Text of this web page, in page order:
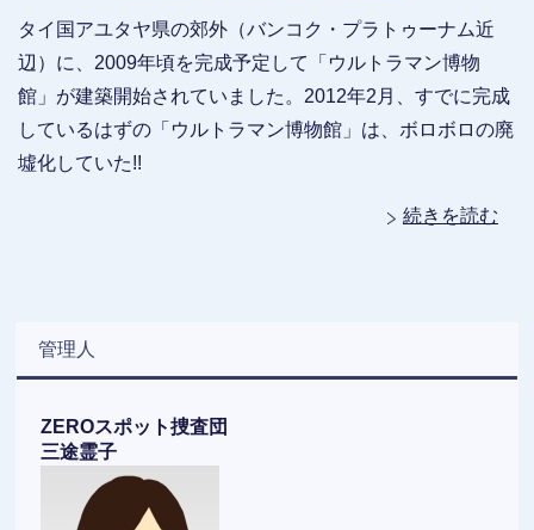
タイ国アユタヤ県の郊外（バンコク・プラトゥーナム近
辺）に、2009年頃を完成予定して「ウルトラマン博物
館」が建築開始されていました。2012年2月、すでに完成
しているはずの「ウルトラマン博物館」は、ボロボロの廃
墟化していた!!
続きを読む
管理人
ZEROスポット捜査団
三途霊子